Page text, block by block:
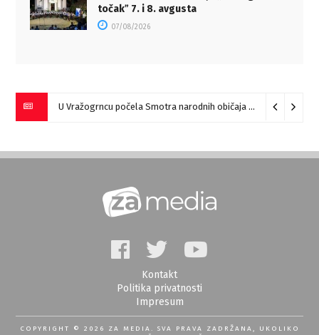
točakˮ 7. i 8. avgusta
07/08/2026
U Vražogrncu počela Smotra narodnih običaja „Vražogrnački točak“
Kontakt
Politika privatnosti
Impresum
COPYRIGHT © 2026 ZA MEDIA. SVA PRAVA ZADRŽANA, UKOLIKO